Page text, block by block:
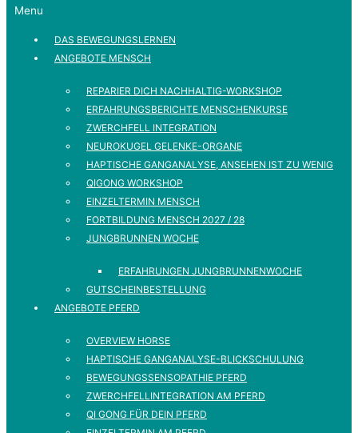
Menu
DAS BEWEGUNGSLERNEN
ANGEBOTE MENSCH
REPARIER DICH NACHHALTIG-WORKSHOP
ERFAHRUNGSBERICHTE MENSCHENKURSE
ZWERCHFELL INTEGRATION
NEUROKUGEL GELENKE-ORGANE
HAPTISCHE GANGANALYSE, ANSEHEN IST ZU WENIG
QIGONG WORKSHOP
EINZELTERMIN MENSCH
FORTBILDUNG MENSCH 2027 / 28
JUNGBRUNNEN WOCHE
ERFAHRUNGEN JUNGBRUNNENWOCHE
GUTSCHEINBESTELLUNG
ANGEBOTE PFERD
OVERVIEW HORSE
HAPTISCHE GANGANALYSE-BLICKSCHULUNG
BEWEGUNGSSENSOPATHIE PFERD
ZWERCHFELLINTEGRATION AM PFERD
QI GONG FÜR DEIN PFERD